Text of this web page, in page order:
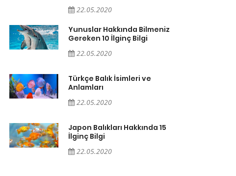
22.05.2020
Yunuslar Hakkında Bilmeniz
Gereken 10 İlginç Bilgi
22.05.2020
Türkçe Balık İsimleri ve
Anlamları
22.05.2020
Japon Balıkları Hakkında 15
İlginç Bilgi
22.05.2020